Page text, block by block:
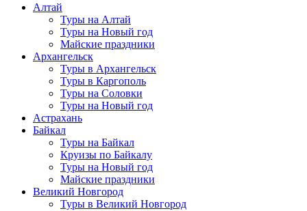
Алтай
Туры на Алтай
Туры на Новый год
Майские праздники
Архангельск
Туры в Архангельск
Туры в Каргополь
Туры на Соловки
Туры на Новый год
Астрахань
Байкал
Туры на Байкал
Круизы по Байкалу
Туры на Новый год
Майские праздники
Великий Новгород
Туры в Великий Новгород